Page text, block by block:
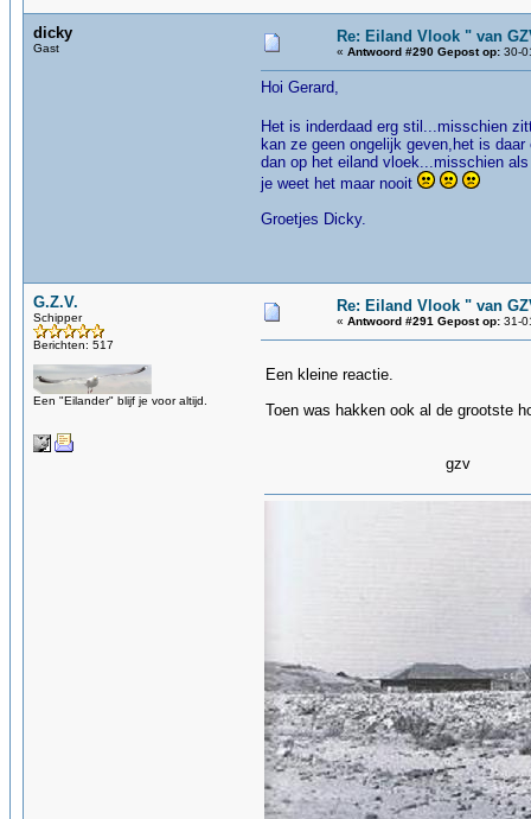
dicky
Gast
Re: Eiland Vlook " van
« Antwoord #290 Gepost op: 30-
Hoi Gerard,
Het is inderdaad erg stil...misschien
kan ze geen ongelijk geven,het is
dan op het eiland vloek...misschien
je weet het maar nooit
Groetjes Dicky.
G.Z.V.
Schipper
Berichten: 517
Een "Eilander" blijf je voor altijd.
Re: Eiland Vlook " van
« Antwoord #291 Gepost op: 31-
Een kleine reactie.
Toen was hakken ook al de grootste
gzv